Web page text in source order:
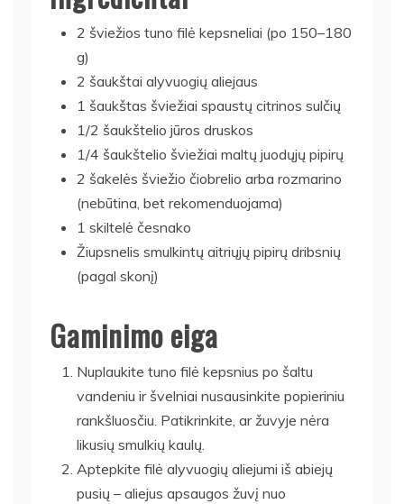
2 šviežios tuno filė kepsneliai (po 150–180
g)
2 šaukštai alyvuogių aliejaus
1 šaukštas šviežiai spaustų citrinos sulčių
1/2 šaukštelio jūros druskos
1/4 šaukštelio šviežiai maltų juodųjų pipirų
2 šakelės šviežio čiobrelio arba rozmarino
(nebūtina, bet rekomenduojama)
1 skiltelė česnako
Žiupsnelis smulkintų aitriųjų pipirų dribsnių
(pagal skonį)
Gaminimo eiga
Nuplaukite tuno filė kepsnius po šaltu
vandeniu ir švelniai nusausinkite popieriniu
rankšluosčiu. Patikrinkite, ar žuvyje nėra
likusių smulkių kaulų.
Aptepkite filė alyvuogių aliejumi iš abiejų
pusių – aliejus apsaugos žuvį nuo